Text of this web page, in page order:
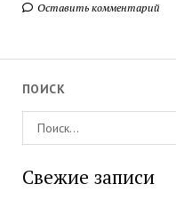
Оставить комментарий
ПОИСК
Свежие записи